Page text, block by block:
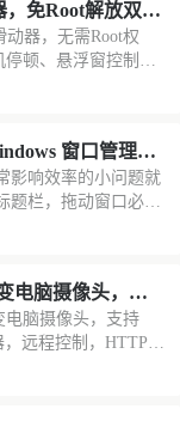
，免Root解放双手
动器，无需Root权
顿、悬浮窗控制，
、看小说、做自动
窗口管理神
缩放任意窗口
影响效率的小问题就
栏，拖动窗口必须
景下，传统 Windows
电脑摄像头，一
头应用
电脑摄像头，支持
远程控制，HTTPS